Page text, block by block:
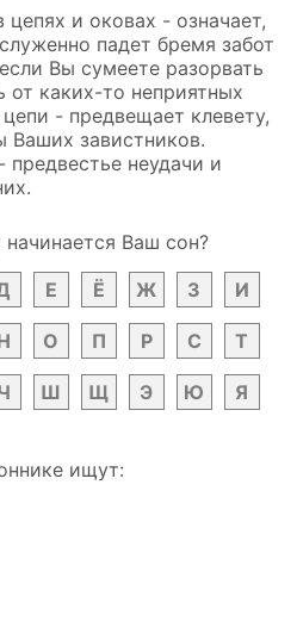
и оковах - означает,
падет бремя забот
Вы сумеете разорвать
каких-то неприятных
- предвещает клевету,
Ваших завистников.
предвестье неудачи и
Ваш сон?
Е Ё Ж З И
О П Р С Т
Ш Щ Э Ю Я
ищут: